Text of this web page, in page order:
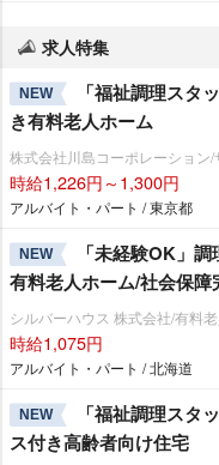
求人特集
NEW
「福祉調理スタ
き有料老人ホーム
株式会社川島コーポレーション
時給1,226円～1,300円
アルバイト・パート / 東京都
NEW
「未経験OK」
有料老人ホーム/社会保障
シルバーハウス 株式会社/有料
時給1,075円
アルバイト・パート / 北海道
NEW
「福祉調理スタ
ス付き高齢者向け住宅